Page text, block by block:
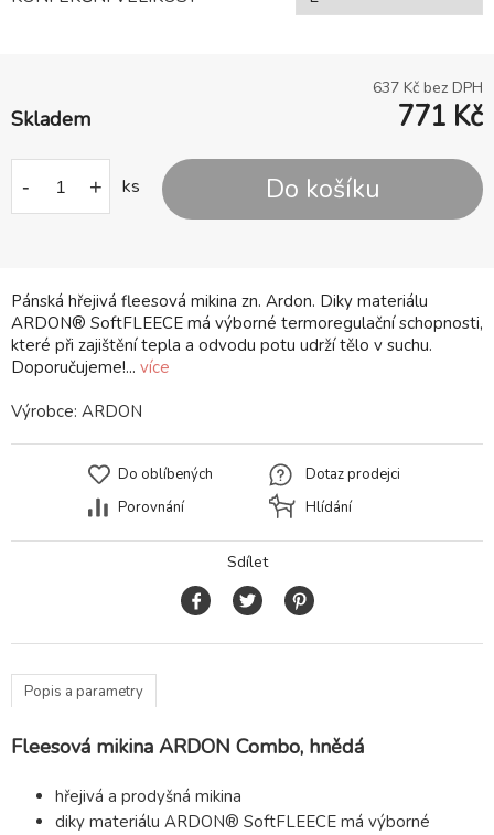
Pánská hřejivá fleesová mikina zn. Ardon. Diky materiálu
ARDON® SoftFLEECE má výborné termoregulační schopnosti,
které při zajištění tepla a odvodu potu udrží tělo v suchu.
Doporučujeme!... více
637 Kč bez DPH
Skladem 771 Kč
- + ks Do košíku
Výrobce: ARDON
Do oblíbených
Porovnání
Dotaz prodejci
Hlídání
Sdílet
Popis a parametry
Fleesová mikina ARDON Combo, hnědá
hřejivá a prodyšná mikina
diky materiálu ARDON® SoftFLEECE má výborné